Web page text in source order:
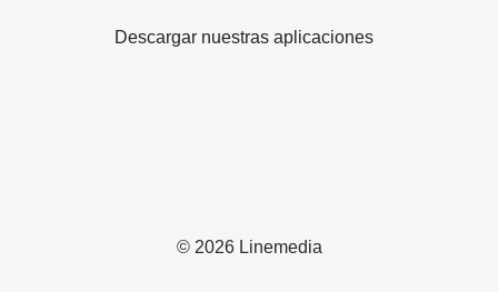
© 2026 Linemedia
Descargar nuestras aplicaciones